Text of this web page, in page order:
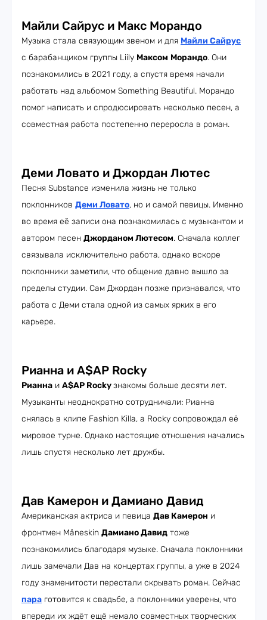
Майли Сайрус и Макс Морандо
Музыка стала связующим звеном и для Майли Сайрус
с барабанщиком группы Liily Максом Морандо. Они
познакомились в 2021 году, а спустя время начали
работать над альбомом Something Beautiful. Морандо
помог написать и спродюсировать несколько песен, а
совместная работа постепенно переросла в роман.
Деми Ловато и Джордан Лютес
Песня Substance изменила жизнь не только
поклонников Деми Ловато, но и самой певицы. Именно
во время её записи она познакомилась с музыкантом и
автором песен Джорданом Лютесом. Сначала коллег
связывала исключительно работа, однако вскоре
поклонники заметили, что общение давно вышло за
пределы студии. Сам Джордан позже признавался, что
работа с Деми стала одной из самых ярких в его
карьере.
Рианна и A$AP Rocky
Рианна и A$AP Rockyзнакомы больше десяти лет.
Музыканты неоднократно сотрудничали: Рианна
снялась в клипе Fashion Killa, а Rocky сопровождал её
мировое турне. Однако настоящие отношения начались
лишь спустя несколько лет дружбы.
Дав Камерон и Дамиано Давид
Американская актриса и певица Дав Камерон и
фронтмен Måneskin Дамиано Давид тоже
познакомились благодаря музыке. Сначала поклонники
лишь замечали Дав на концертах группы, а уже в 2024
году знаменитости перестали скрывать роман. Сейчас
пара готовится к свадьбе, а поклонники уверены, что
впереди их ждёт ещё немало совместных творческих